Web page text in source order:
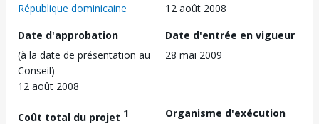
République dominicaine
12 août 2008
Date d'approbation
(à la date de présentation au
Conseil)
12 août 2008
Date d'entrée en vigueur
28 mai 2009
Coût total du projet 1
Organisme d'exécution